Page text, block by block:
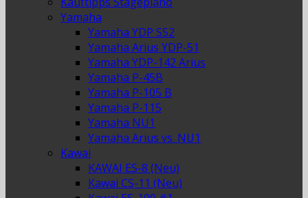
Yamaha
Yamaha YDP S52
Yamaha Arius YDP-51
Yamaha YDP-142 Arius
Yamaha P-45B
Yamaha P-105 B
Yamaha P-115
Yamaha NU1
Yamaha Arius vs. NU1
Kawai
KAWAI ES-8 (Neu)
Kawai CS-11 (Neu)